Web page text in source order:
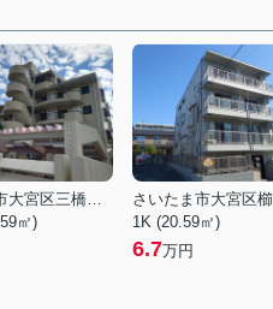
さいたま市大宮区三橋１丁目
㎡)
1K (20.59㎡)
6.7万円